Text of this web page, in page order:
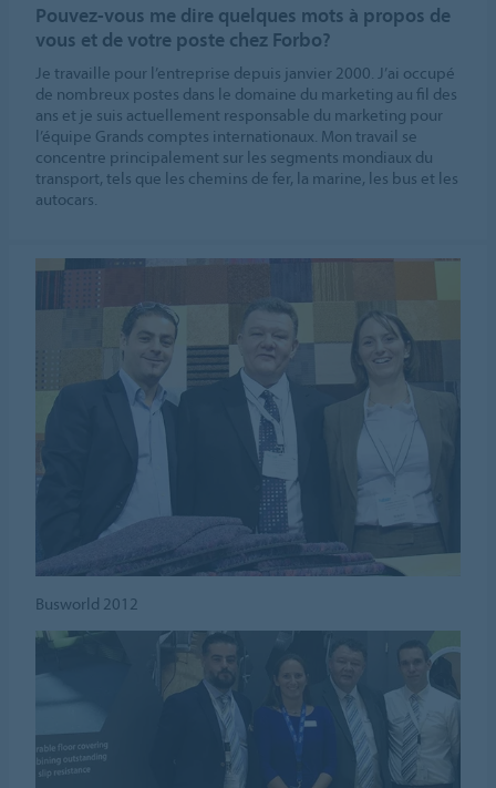
Pouvez-vous me dire quelques mots à propos de
vous et de votre poste chez Forbo?
Je travaille pour l’entreprise depuis janvier 2000. J’ai occupé
de nombreux postes dans le domaine du marketing au fil des
ans et je suis actuellement responsable du marketing pour
l’équipe Grands comptes internationaux. Mon travail se
concentre principalement sur les segments mondiaux du
transport, tels que les chemins de fer, la marine, les bus et les
autocars.
Busworld 2012